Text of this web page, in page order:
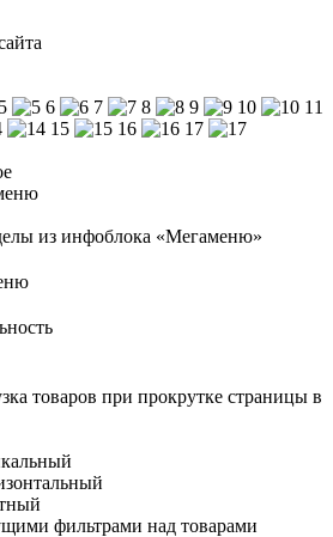
5 6 7 8 9 10
11
15 16
17
из инфоблока «Мегаменю»
товаров при прокрутке страницы в
фильтрами над товарами